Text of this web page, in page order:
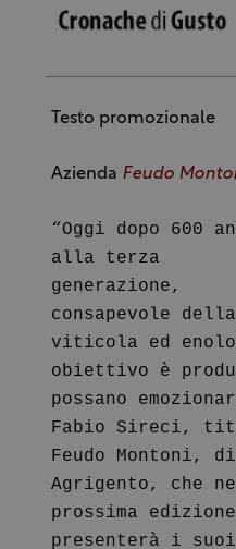
Testo promozionale
Azienda Feudo
“Oggi dopo 600
alla terza
generazione,
consapevole
viticola ed
obiettivo è
possano
Fabio Sireci,
Feudo Montoni, di
Agrigento, che
prossima
presenterà i